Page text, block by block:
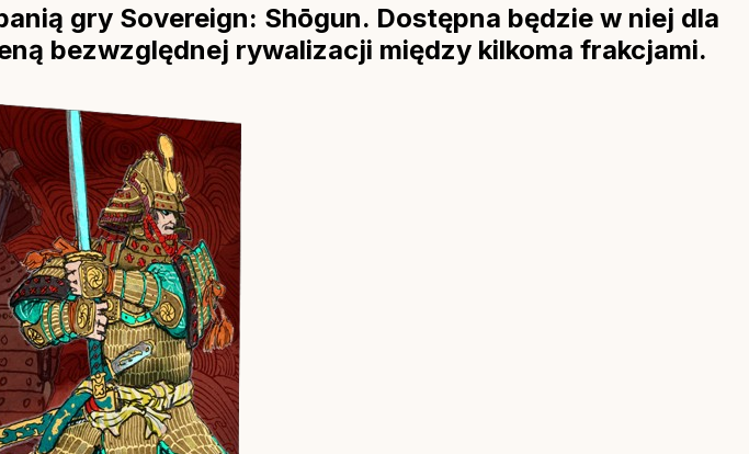
gry Sovereign: Shōgun. Dostępna będzie w niej dla
bezwzględnej rywalizacji między kilkoma frakcjami.